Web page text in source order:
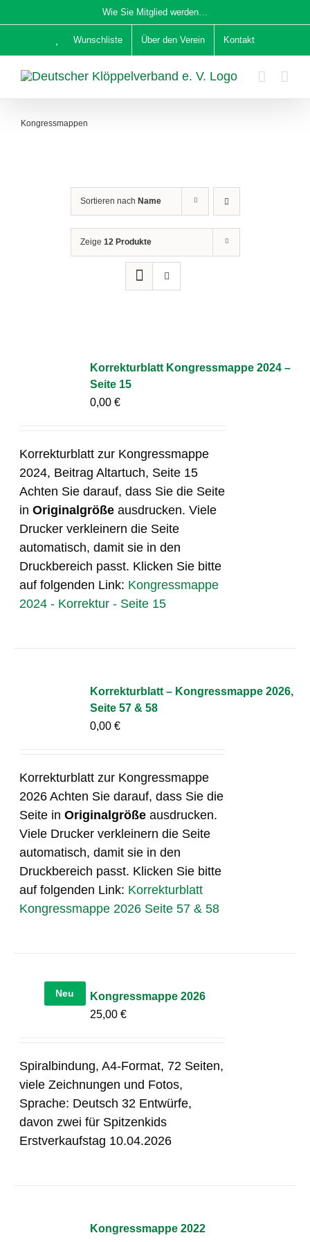
Inhalt
Wie Sie Mitglied werden…
Wunschliste Über den Verein Kontakt
Kongressmappen
Sortieren nach Name
Zeige 12 Produkte
Korrekturblatt Kongressmappe 2024 –
Seite 15
0,00€
Korrekturblatt zur Kongressmappe
2024, Beitrag Altartuch, Seite 15
Achten Sie darauf, dass Sie die Seite
inOriginalgröße ausdrucken. Viele
Drucker verkleinern die Seite
automatisch, damit sie in den
Druckbereich passt. Klicken Sie bitte
auf folgenden Link: Kongressmappe
2024 - Korrektur - Seite 15
Korrekturblatt – Kongressmappe 2026,
Seite 57 & 58
0,00€
Korrekturblatt zur Kongressmappe
2026 Achten Sie darauf, dass Sie die
Seite inOriginalgröße ausdrucken.
Viele Drucker verkleinern die Seite
automatisch, damit sie in den
Druckbereich passt. Klicken Sie bitte
auf folgenden Link: Korrekturblatt
Kongressmappe 2026 Seite 57 & 58
Neu
Kongressmappe 2026
25,00€
Spiralbindung, A4-Format, 72 Seiten,
viele Zeichnungen und Fotos,
Sprache: Deutsch 32 Entwürfe,
davon zwei für Spitzenkids
Erstverkaufstag 10.04.2026
Kongressmappe 2022